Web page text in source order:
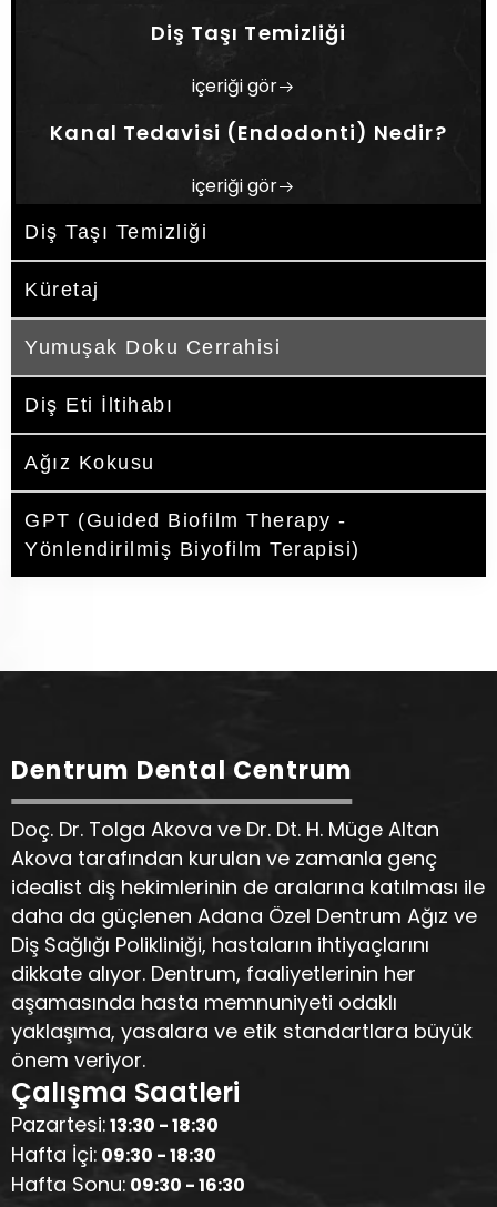
cerrahi yöntemler ve tedavi sürecinin kişiye
özel planlanmasına göre değişiklik
gösterebilir. Dentrum Adana Özel Ağız ve
Diş Sağlığı Polikliniği’nde, hastaların ağız ve
diş yapısı detaylı şekilde değerlendirilerek
oluşturulması amaçlanmaktadır.
Diş Taşı Temizliği
içeriği gör
Kanal Tedavisi (Endodonti) Nedir?
içeriği gör
Diş Taşı Temizliği
Küretaj
Yumuşak Doku Cerrahisi
Diş Eti İltihabı
Ağız Kokusu
GPT (Guided Biofilm Therapy -
Yönlendirilmiş Biyofilm Terapisi)
Dentrum Dental Centrum
Doç. Dr. Tolga Akova ve Dr. Dt. H. Müge Altan
Akova tarafından kurulan ve zamanla genç
idealist diş hekimlerinin de aralarına katılması ile
daha da güçlenen Adana Özel Dentrum Ağız ve
Diş Sağlığı Polikliniği, hastaların ihtiyaçlarını
dikkate alıyor. Dentrum, faaliyetlerinin her
aşamasında hasta memnuniyeti odaklı
yaklaşıma, yasalara ve etik standartlara büyük
önem veriyor.
Çalışma Saatleri
Pazartesi:13:30 - 18:30
Hafta İçi: 09:30 - 18:30
Hafta Sonu: 09:30 - 16:30